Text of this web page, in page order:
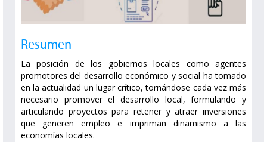
Resumen
La posición de los gobiernos locales como agentes
promotores del desarrollo económico y social ha tomado
en la actualidad un lugar crítico, tornándose cada vez más
necesario promover el desarrollo local, formulando y
articulando proyectos para retener y atraer inversiones
que generen empleo e impriman dinamismo a las
economías locales.